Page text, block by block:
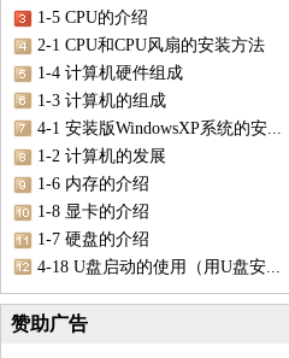
1-5 CPU的介绍
2-1 CPU和CPU风扇的安装方法
1-4 计算机硬件组成
1-3 计算机的组成
4-1 安装版WindowsXP系统的安...
1-2 计算机的发展
1-6 内存的介绍
1-8 显卡的介绍
1-7 硬盘的介绍
4-18 U盘启动的使用（用U盘安...
赞助广告